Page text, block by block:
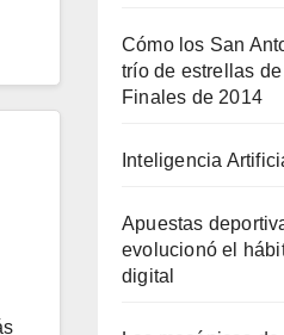
Cómo los San
trío de estrellas
Finales de 2014
Inteligencia
Apuestas
evolucionó el
digital